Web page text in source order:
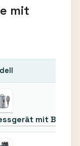
mit
mit